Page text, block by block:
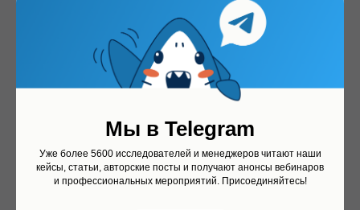
Артём Тинчурин
Основатель Тибурон
15-летний опыт исследований рынка
(как со стороны агентства, так и со
стороны клиента) и разработки ИТ-
продуктов. Основал Тибурон, который
Мы в Telegram
Уже более 5600 исследователей и менеджеров читают наши
кейсы, статьи, авторские посты и получают анонсы вебинаров
и профессиональных мероприятий. Присоединяйтесь!